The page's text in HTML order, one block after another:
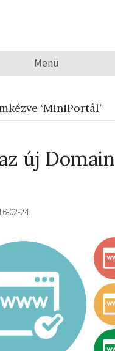
Menü
‘MiniPortál’
új Domain
02-24